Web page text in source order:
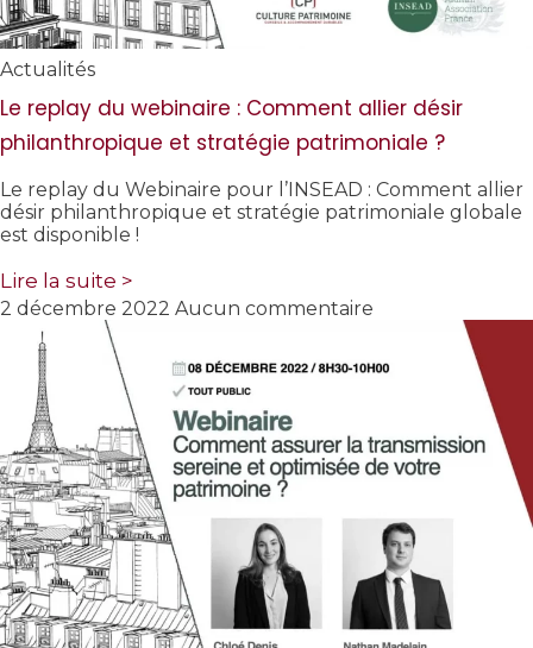
Actualités
Le replay du webinaire : Comment allier désir
philanthropique et stratégie patrimoniale ?
Le replay du Webinaire pour l’INSEAD : Comment allier
désir philanthropique et stratégie patrimoniale globale
est disponible !
Lire la suite >
2 décembre 2022 Aucun commentaire